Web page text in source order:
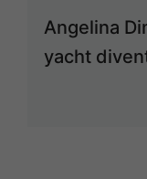
Angelina
yacht